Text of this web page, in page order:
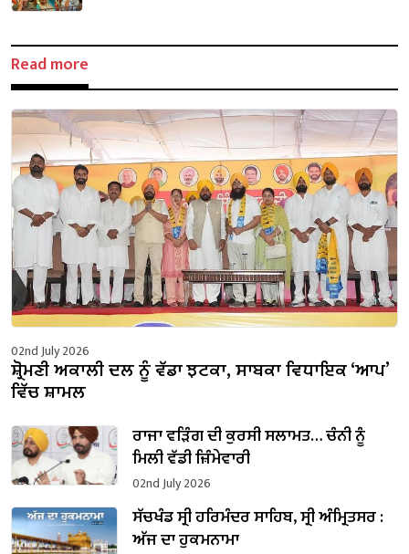
Read more
02nd July 2026
ਸ਼੍ਰੋਮਣੀ ਅਕਾਲੀ ਦਲ ਨੂੰ ਵੱਡਾ ਝਟਕਾ, ਸਾਬਕਾ ਵਿਧਾਇਕ ‘ਆਪ’
ਵਿੱਚ ਸ਼ਾਮਲ
ਰਾਜਾ ਵੜਿੰਗ ਦੀ ਕੁਰਸੀ ਸਲਾਮਤ… ਚੰਨੀ ਨੂੰ
ਮਿਲੀ ਵੱਡੀ ਜ਼ਿੰਮੇਵਾਰੀ
02nd July 2026
ਸੱਚਖੰਡ ਸ੍ਰੀ ਹਰਿਮੰਦਰ ਸਾਹਿਬ, ਸ੍ਰੀ ਅੰਮ੍ਰਿਤਸਰ :
ਅੱਜ ਦਾ ਹੁਕਮਨਾਮਾ